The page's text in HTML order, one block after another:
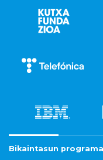
Bikaintasun